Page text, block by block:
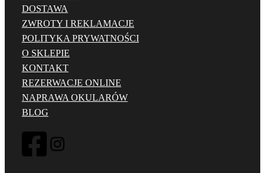
DOSTAWA
ZWROTY I REKLAMACJE
POLITYKA PRYWATNOŚCI
O SKLEPIE
KONTAKT
REZERWACJE ONLINE
NAPRAWA OKULARÓW
BLOG